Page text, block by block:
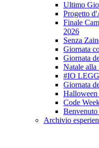
Ultimo
Progetto
Finale
2026
Senza
Giornata
Giornata
Natale
#IO
Giornata
Code
Archivio